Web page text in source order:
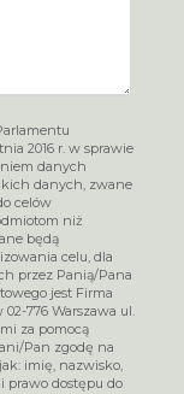
2016 r. w sprawie
danych
danych, zwane
celów
niż
będą
celu, dla
przez Panią/Pana
jest Firma
776 Warszawa ul.
za pomocą
Pan zgodę na
imię, nazwisko,
prawo dostępu do